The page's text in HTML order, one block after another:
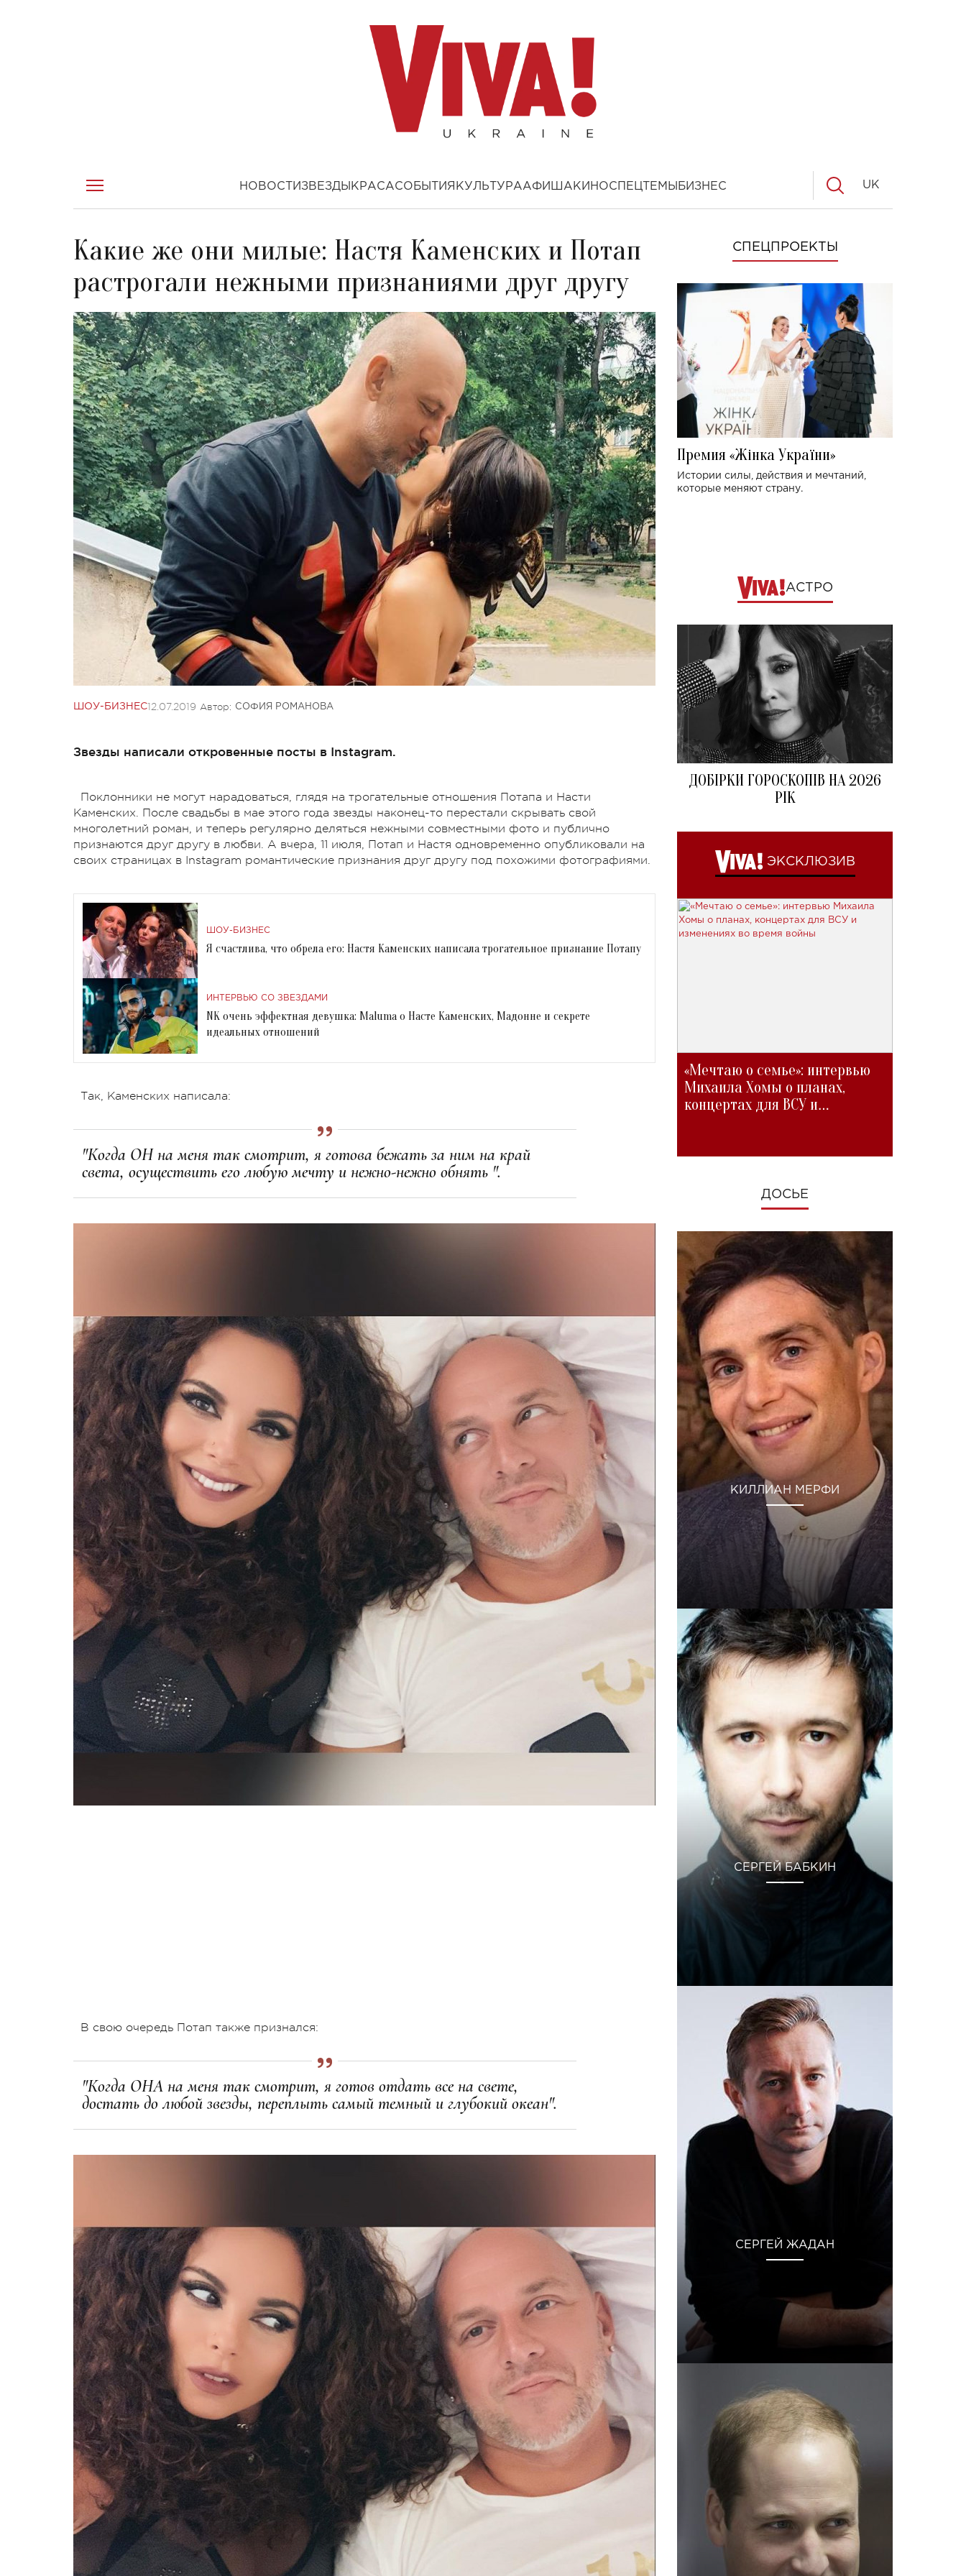
НОВОСТИ ЗВЕЗДЫ КРАСАСОБЫТИЯ КУЛЬТУРААФИША КИНОСПЕЦТЕМЫ БИЗНЕС UK
Какие же они милые: Настя Каменских и Потап
растрогали нежными признаниями друг другу
ШОУ-БИЗНЕС12.07.2019 Автор: СОФИЯ РОМАНОВА
Звезды написали откровенные посты в Instagram.
Поклонники не могут нарадоваться, глядя на трогательные отношения Потапа и Насти
Каменских. После свадьбы в мае этого года звезды наконец-то перестали скрывать свой
многолетний роман, и теперь регулярно деляться нежными совместными фото и публично
признаются друг другу в любви. А вчера, 11 июля, Потап и Настя одновременно опубликовали на
своих страницах в Instagram романтические признания друг другу под похожими фотографиями.
ШОУ-БИЗНЕС
Я счастлива, что обрела его: Настя Каменских написала трогательное признание Потапу
ИНТЕРВЬЮ СО ЗВЕЗДАМИ
NK очень эффектная девушка: Maluma о Насте Каменских, Мадонне и секрете
идеальных отношений
Так, Каменских написала:
"Когда ОН на меня так смотрит, я готова бежать за ним на край
света, осуществить его любую мечту и нежно-нежно обнять ".
В свою очередь Потап также признался:
"Когда ОНА на меня так смотрит, я готов отдать все на свете,
достать до любой звезды, переплыть самый темный и глубокий океан".
СПЕЦПРОЕКТЫ
Премия «Жінка України»
Истории силы, действия и мечтаний,
которые меняют страну.
АСТРО
ДОБІРКИ ГОРОСКОПІВ НА 2026
РІК
ЭКСКЛЮЗИВ
«Мечтаю о семье»: интервью
Михаила Хомы о планах,
концертах для ВСУ и
ДОСЬЕ
КИЛЛИАН МЕРФИ
СЕРГЕЙ БАБКИН
СЕРГЕЙ ЖАДАН